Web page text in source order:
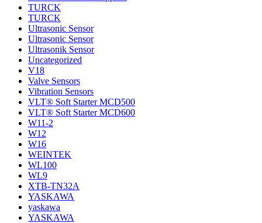
TURCK
TURCK
Ultrasonic Sensor
Ultrasonic Sensor
Ultrasonik Sensor
Uncategorized
V18
Valve Sensors
Vibration Sensors
VLT® Soft Starter MCD500
VLT® Soft Starter MCD600
W11-2
W12
W16
WEINTEK
WL100
WL9
XTB-TN32A
YASKAWA
yaskawa
YASKAWA